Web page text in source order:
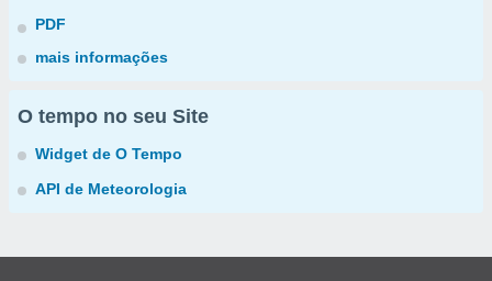
PDF
mais informações
O tempo no seu Site
Widget de O Tempo
API de Meteorologia